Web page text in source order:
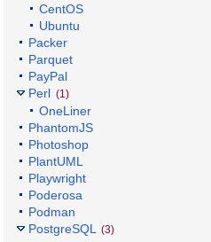
CentOS
Ubuntu
Packer
Parquet
PayPal
Perl (1)
OneLiner
PhantomJS
Photoshop
PlantUML
Playwright
Poderosa
Podman
PostgreSQL
(3)